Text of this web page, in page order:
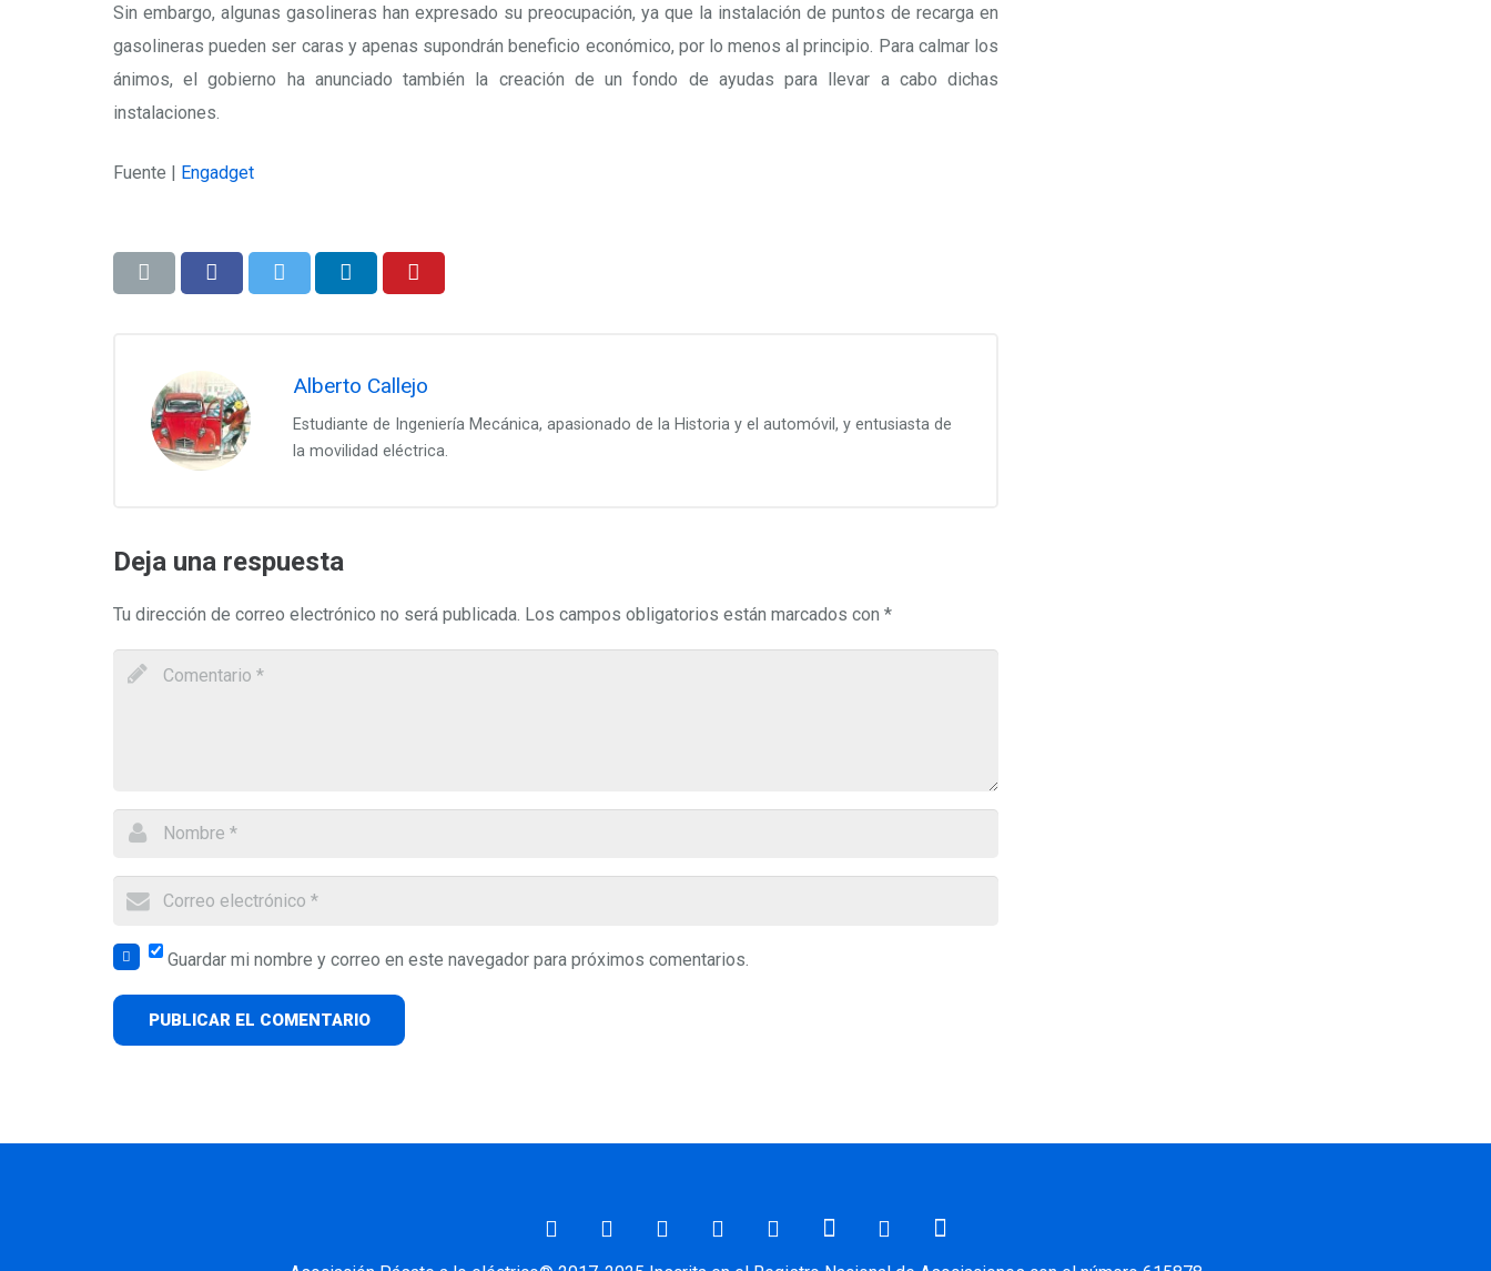
Sin embargo, algunas gasolineras han expresado su preocupación, ya que la instalación de puntos de recarga en
gasolineras pueden ser caras y apenas supondrán beneficio económico, por lo menos al principio. Para calmar los
ánimos, el gobierno ha anunciado también la creación de un fondo de ayudas para llevar a cabo dichas
instalaciones.
Fuente | Engadget
Alberto Callejo
Estudiante de Ingeniería Mecánica, apasionado de la Historia y el automóvil, y entusiasta de
la movilidad eléctrica.
Deja una respuesta
Tu dirección de correo electrónico no será publicada. Los campos obligatorios están marcados con *
Guardar mi nombre y correo en este navegador para próximos comentarios.
PUBLICAR EL COMENTARIO